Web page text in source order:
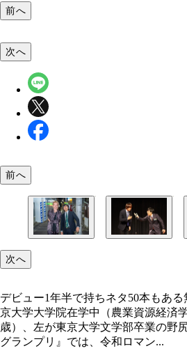
前へ
次へ
前へ
次へ
デビュー1年半で持ちネタ50本もあ
京大学大学院在学中（農業資源経済
歳）、左が東京大学文学部卒業の野
グランプリ』では、令和ロマン...